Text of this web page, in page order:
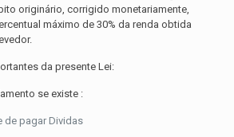
originário, corrigido monetariamente,
máximo de 30% da renda obtida
da presente Lei:
se existe :
de pagar Dividas